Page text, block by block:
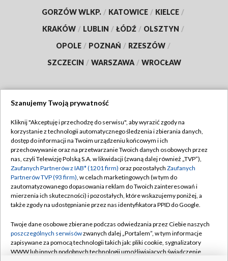
GORZÓW WLKP. / KATOWICE / KIELCE /
KRAKÓW / LUBLIN / ŁÓDŹ / OLSZTYN /
OPOLE / POZNAŃ / RZESZÓW /
SZCZECIN / WARSZAWA / WROCŁAW
TVP
Abonament TVP
Emisja w TVP
Centrum informacji TVP
Naziemna Telewizja Cyfrowa
Rada Programowa
System NOS
Regulamin TVP
Polityka prywatności
Moje zgody
Pomoc
Kontakt
Szanujemy Twoją prywatność
Kliknij "Akceptuję i przechodzę do serwisu", aby wyrazić zgody na
korzystanie z technologii automatycznego śledzenia i zbierania danych,
dostęp do informacji na Twoim urządzeniu końcowym i ich
przechowywanie oraz na przetwarzanie Twoich danych osobowych przez
nas, czyli Telewizję Polską S.A. w likwidacji (zwaną dalej również „TVP”),
Zaufanych Partnerów z IAB* (1201 firm) oraz pozostałych Zaufanych
Partnerów TVP (93 firm), w celach marketingowych (w tym do
zautomatyzowanego dopasowania reklam do Twoich zainteresowań i
mierzenia ich skuteczności) i pozostałych, które wskazujemy poniżej, a
także zgody na udostępnianie przez nas identyfikatora PPID do Google.
Twoje dane osobowe zbierane podczas odwiedzania przez Ciebie naszych
poszczególnych serwisówzwanych dalej „Portalem”, w tym informacje
zapisywane za pomocą technologii takich jak: pliki cookie, sygnalizatory
WWW lub innych podobnych technologii umożliwiających świadczenie